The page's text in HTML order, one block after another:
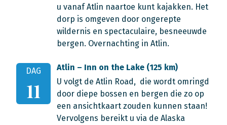
u vanaf Atlin naartoe kunt kajakken. Het
dorp is omgeven door ongerepte
wildernis en spectaculaire, besneeuwde
bergen. Overnachting in Atlin.
DAG
11
Atlin – Inn on the Lake (125 km)
U volgt de Atlin Road, die wordt omringd
door diepe bossen en bergen die zo op
een ansichtkaart zouden kunnen staan!
Vervolgens bereikt u via de Alaska